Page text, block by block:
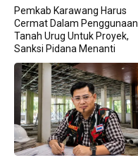
Pemkab Karawang Harus
Cermat Dalam Penggunaan
Tanah Urug Untuk Proyek,
Sanksi Pidana Menanti